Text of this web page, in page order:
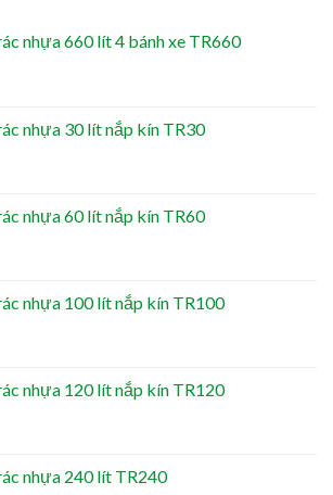
nhựa 660 lít 4 bánh xe TR660
nhựa 30 lít nắp kín TR30
nhựa 60 lít nắp kín TR60
nhựa 100 lít nắp kín TR100
nhựa 120 lít nắp kín TR120
nhựa 240 lít TR240